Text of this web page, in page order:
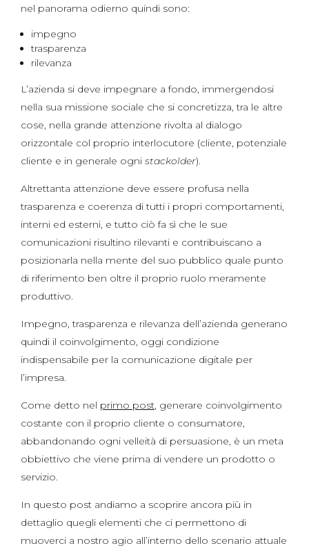
nel panorama odierno quindi sono:
impegno
trasparenza
rilevanza
L’azienda si deve impegnare a fondo, immergendosi
nella sua missione sociale che si concretizza, tra le altre
cose, nella grande attenzione rivolta al dialogo
orizzontale col proprio interlocutore (cliente, potenziale
cliente e in generale ogni stackolder).
Altrettanta attenzione deve essere profusa nella
trasparenza e coerenza di tutti i propri comportamenti,
interni ed esterni, e tutto ciò fa sì che le sue
comunicazioni risultino rilevanti e contribuiscano a
posizionarla nella mente del suo pubblico quale punto
di riferimento ben oltre il proprio ruolo meramente
produttivo.
Impegno, trasparenza e rilevanza dell’azienda generano
quindi il coinvolgimento, oggi condizione
indispensabile per la comunicazione digitale per
l’impresa.
Come detto nel primo post, generare coinvolgimento
costante con il proprio cliente o consumatore,
abbandonando ogni velleità di persuasione, è un meta
obbiettivo che viene prima di vendere un prodotto o
servizio.
In questo post andiamo a scoprire ancora più in
dettaglio quegli elementi che ci permettono di
muoverci a nostro agio all’interno dello scenario attuale